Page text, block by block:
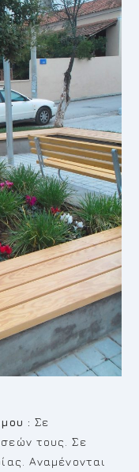
:Σε
τους. Σε
Αναμένονται